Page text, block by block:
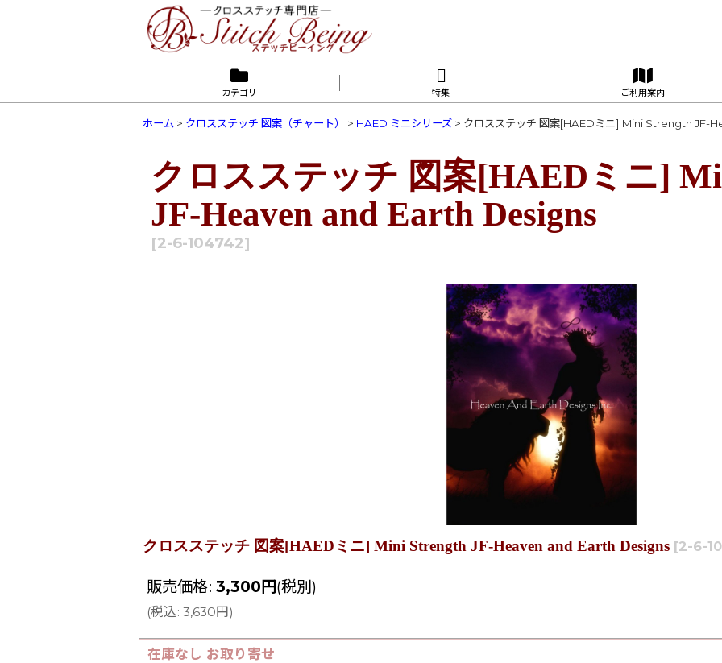
カテゴリ 特集 ご利用案内
ホーム > クロスステッチ 図案（チャート） > HAED ミニシリーズ > クロスステッチ 図案[HAEDミニ] Mini Strength JF-
クロスステッチ 図案[HAEDミニ]
JF-Heaven and Earth Designs
[2-6-104742]
クロスステッチ 図案[HAEDミニ] Mini Strength JF-Heaven and Earth Designs [2-6-
販売価格: 3,300円(税別)
(税込: 3,630円)
在庫なし お取り寄せ